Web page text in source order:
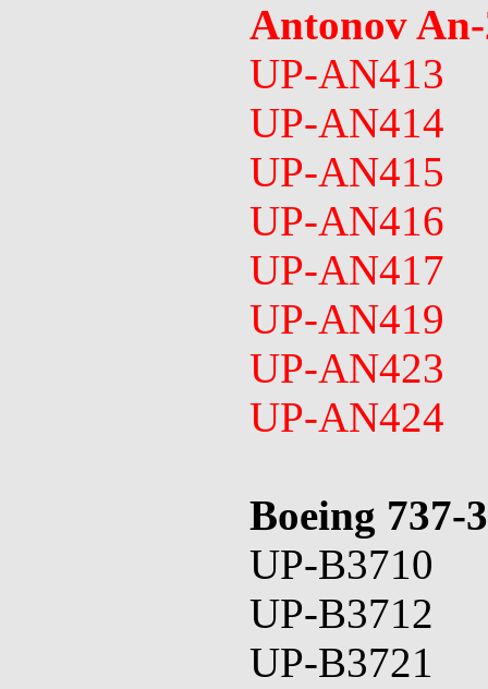
Antonov
UP-AN413
UP-AN414
UP-AN415
UP-AN416
UP-AN417
UP-AN419
UP-AN423
UP-AN424
Boeing 737-
UP-B3710
UP-B3712
UP-B3721